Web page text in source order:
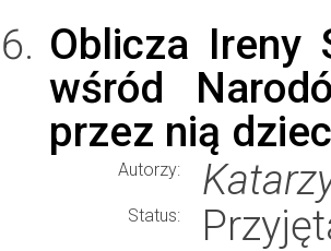
Oblicza Ireny
wśród
przez nią
Autorzy:
Status: